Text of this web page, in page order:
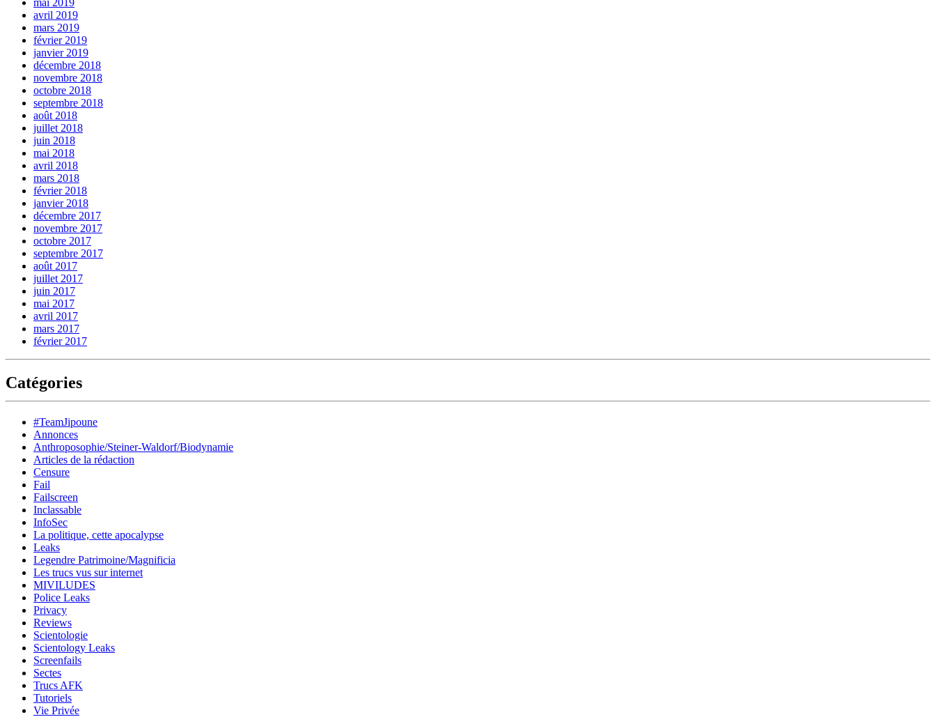
avril 2019
mars 2019
février 2019
janvier 2019
décembre 2018
novembre 2018
octobre 2018
septembre 2018
août 2018
juillet 2018
juin 2018
mai 2018
avril 2018
mars 2018
février 2018
janvier 2018
décembre 2017
novembre 2017
octobre 2017
septembre 2017
août 2017
juillet 2017
juin 2017
mai 2017
avril 2017
mars 2017
février 2017
Catégories
#TeamJipoune
Annonces
Anthroposophie/Steiner-Waldorf/Biodynamie
Articles de la rédaction
Censure
Fail
Failscreen
Inclassable
InfoSec
La politique, cette apocalypse
Leaks
Legendre Patrimoine/Magnificia
Les trucs vus sur internet
MIVILUDES
Police Leaks
Privacy
Reviews
Scientologie
Scientology Leaks
Screenfails
Sectes
Trucs AFK
Tutoriels
Vie Privée